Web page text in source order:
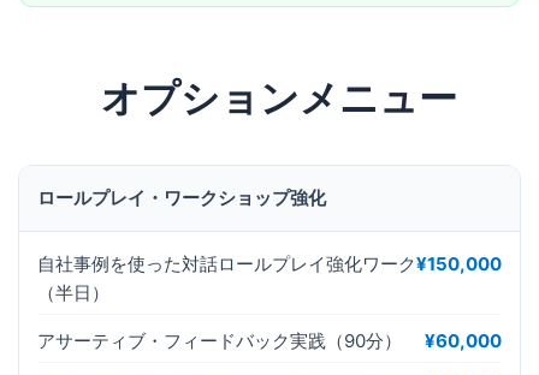
オプションメニュー
ロールプレイ・ワークショップ強化
自社事例を使った対話ロールプレイ強化ワーク
（半日）
¥150,000
アサーティブ・フィードバック実践（90分） ¥60,000